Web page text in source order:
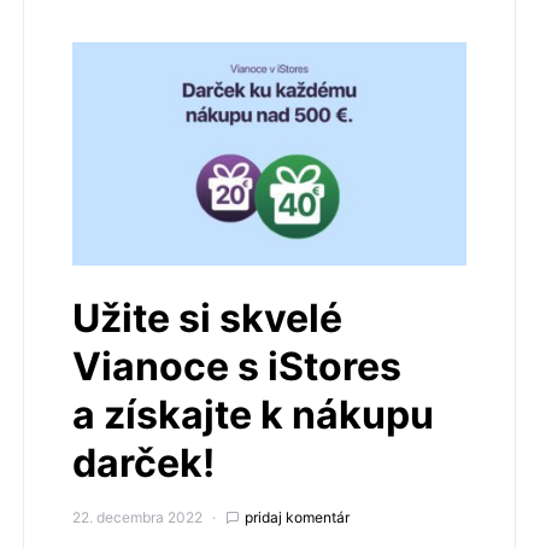
Užite si skvelé
Vianoce s iStores
a získajte k nákupu
darček!
22. decembra 2022 pridaj komentár